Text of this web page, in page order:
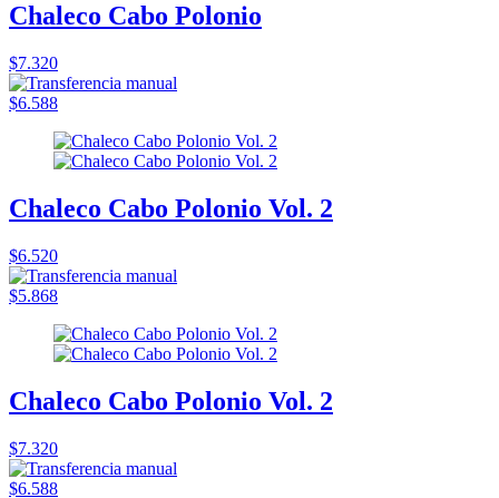
Chaleco Cabo Polonio
$7.320
$6.588
Chaleco Cabo Polonio Vol. 2
$6.520
$5.868
Chaleco Cabo Polonio Vol. 2
$7.320
$6.588